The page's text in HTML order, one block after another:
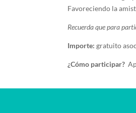
Favoreciendo la
Recuerda que para
Importe:gratuito
¿Cómo participar?